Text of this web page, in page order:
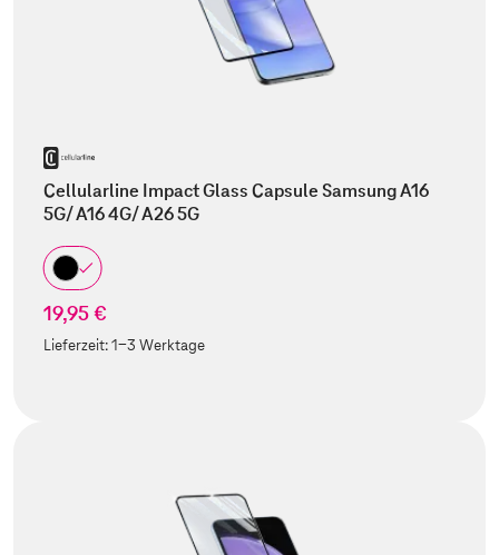
Cellularline Impact Glass Capsule Samsung A16
5G/ A16 4G/ A26 5G
19,95 €
Lieferzeit:1-3 Werktage